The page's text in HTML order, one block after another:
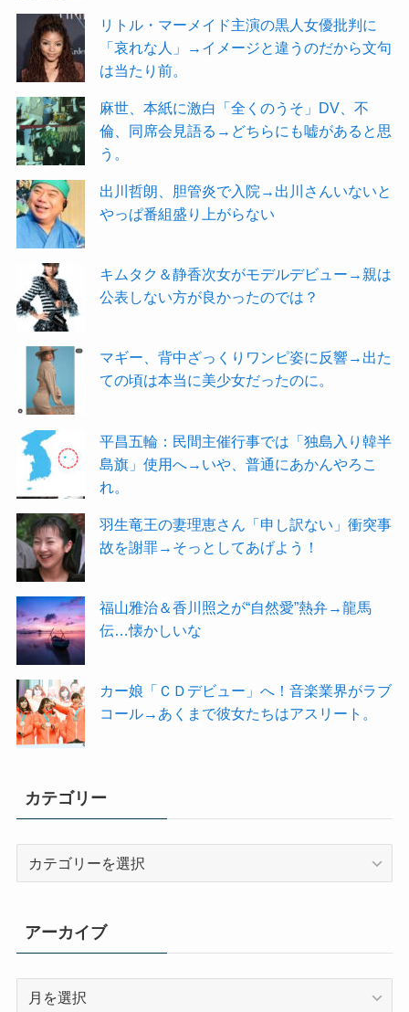
リトル・マーメイド主演の黒人女優批判に
「哀れな人」→イメージと違うのだから文句
は当たり前。
麻世、本紙に激白「全くのうそ」DV、不
倫、同席会見語る→どちらにも嘘があると思
う。
出川哲朗、胆管炎で入院→出川さんいないと
やっぱ番組盛り上がらない
キムタク＆静香次女がモデルデビュー→親は
公表しない方が良かったのでは？
マギー、背中ざっくりワンピ姿に反響→出た
ての頃は本当に美少女だったのに。
平昌五輪：民間主催行事では「独島入り韓半
島旗」使用へ→いや、普通にあかんやろこ
れ。
羽生竜王の妻理恵さん「申し訳ない」衝突事
故を謝罪→そっとしてあげよう！
福山雅治＆香川照之が“自然愛”熱弁→龍馬
伝…懐かしいな
カー娘「ＣＤデビュー」へ！音楽業界がラブ
コール→あくまで彼女たちはアスリート。
カテゴリー
リ
ー
アーカイブ